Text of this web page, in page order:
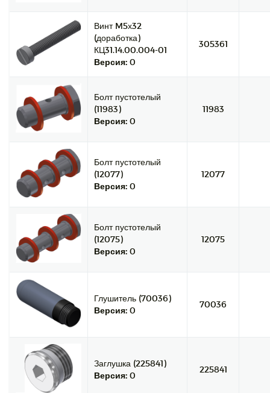
Винт M5х32
(доработка)
КЦ31.14.00.004-01
Версия: 0
305361
Болт пустотелый
(11983)
Версия: 0
11983
Болт пустотелый
(12077)
Версия: 0
12077
Болт пустотелый
(12075)
Версия: 0
12075
Глушитель (70036)
Версия: 0
70036
Заглушка (225841)
Версия: 0
225841